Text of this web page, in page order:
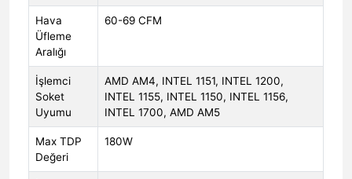
Hava
Üfleme
Aralığı
60-69 CFM
İşlemci
Soket
Uyumu
AMD AM4, INTEL 1151, INTEL 1200,
INTEL 1155, INTEL 1150, INTEL 1156,
INTEL 1700, AMD AM5
Max TDP
Değeri
180W